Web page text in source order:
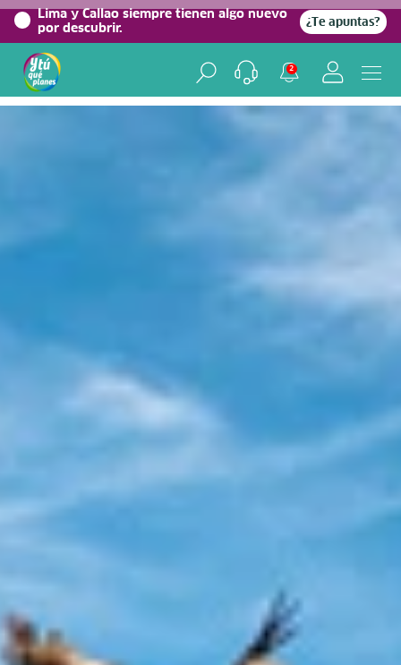
Lima y Callao siempre tienen algo nuevo
por descubrir.
¿Te apuntas?
2
Home/Blog viajero